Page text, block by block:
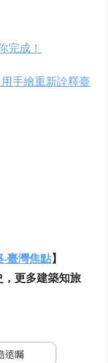
完成！
手繪重新詮釋臺
-臺灣焦點】
更多建築知旅
遠矚